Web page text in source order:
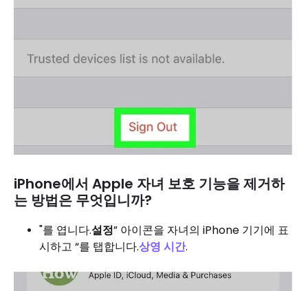
iPhone에서 Apple 자녀 보호 기능을 제거하
는 방법은 무엇입니까?
"를 엽니다.설정” 아이콘을 자녀의 iPhone 기기에 표
시하고 “를 탭합니다.상영 시간.